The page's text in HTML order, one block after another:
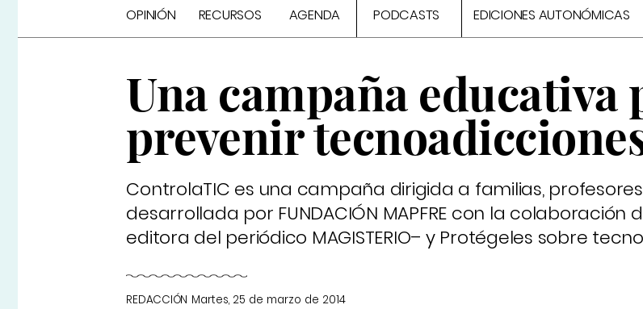
OPINIÓN RECURSOS AGENDA PODCASTS EDICIONES AUTONÓMICAS
Una campaña educativa
prevenir
ControlaTIC es una campaña dirigida a familias,
desarrollada por FUNDACIÓN MAPFRE con la colaboración
editora del periódico MAGISTERIO– y Protégeles sobre
REDACCIÓN Martes, 25 de marzo de 2014